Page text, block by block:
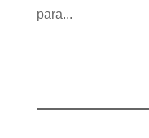
para...